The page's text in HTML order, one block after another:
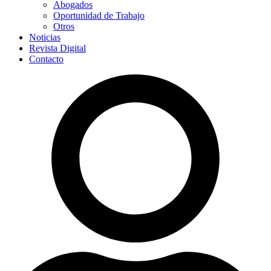
Abogados
Oportunidad de Trabajo
Otros
Noticias
Revista Digital
Contacto